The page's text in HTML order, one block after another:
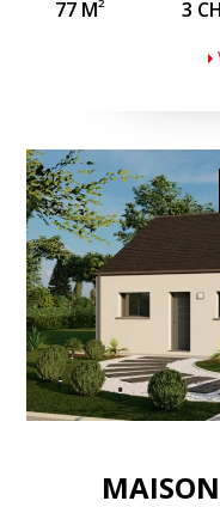
77 M2 3 CH